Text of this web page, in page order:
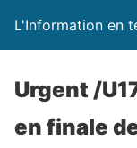
L'Information en
Urgent /
en finale